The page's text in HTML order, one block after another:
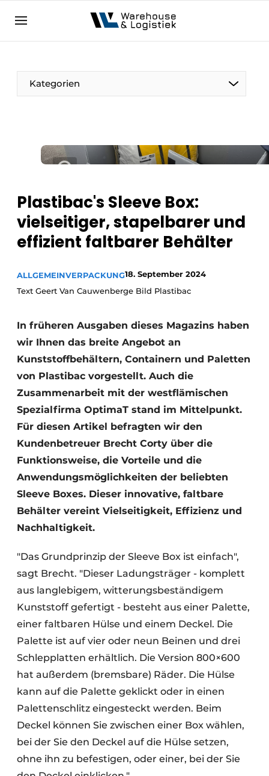
NL EN
Kategorien
Plastibac's Sleeve Box:
vielseitiger, stapelbarer und
effizient faltbarer Behälter
ALLGEMEINVERPACKUNG18. September 2024
Text Geert Van Cauwenberge Bild Plastibac
In früheren Ausgaben dieses Magazins haben
wir Ihnen das breite Angebot an
Kunststoffbehältern, Containern und Paletten
von Plastibac vorgestellt. Auch die
Zusammenarbeit mit der westflämischen
Spezialfirma OptimaT stand im Mittelpunkt.
Für diesen Artikel befragten wir den
Kundenbetreuer Brecht Corty über die
Funktionsweise, die Vorteile und die
Anwendungsmöglichkeiten der beliebten
Sleeve Boxes. Dieser innovative, faltbare
Behälter vereint Vielseitigkeit, Effizienz und
Nachhaltigkeit.
"Das Grundprinzip der Sleeve Box ist einfach",
sagt Brecht. "Dieser Ladungsträger - komplett
aus langlebigem, witterungsbeständigem
Kunststoff gefertigt - besteht aus einer Palette,
einer faltbaren Hülse und einem Deckel. Die
Palette ist auf vier oder neun Beinen und drei
Schlepplatten erhältlich. Die Version 800×600
hat außerdem (bremsbare) Räder. Die Hülse
kann auf die Palette geklickt oder in einen
Palettenschlitz eingesteckt werden. Beim
Deckel können Sie zwischen einer Box wählen,
bei der Sie den Deckel auf die Hülse setzen,
ohne ihn zu befestigen, oder einer, bei der Sie